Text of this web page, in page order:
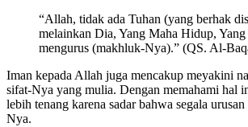
“Allah, tidak ada Tuhan (yang berhak
melainkan Dia, Yang Maha Hidup, Yang
mengurus (makhluk-Nya).” (QS. Al-
Iman kepada Allah juga mencakup meyakini
sifat-Nya yang mulia. Dengan memahami hal
lebih tenang karena sadar bahwa segala
Nya.